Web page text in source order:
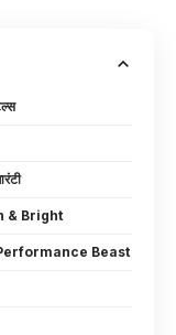
& Bright
Beast